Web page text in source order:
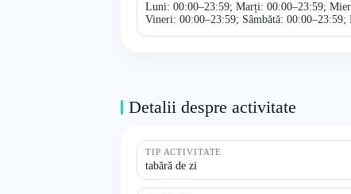
Luni: 00:00–23:59; Marți: 00:00–23:59;
Vineri: 00:00–23:59; Sâmbătă:
Detalii despre activitate
TIP ACTIVITATE
tabără de zi